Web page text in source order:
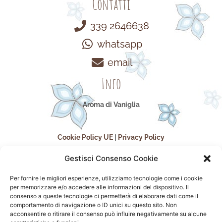
Gestisci Consenso Cookie
Per fornire le migliori esperienze, utilizziamo tecnologie come i cookie
per memorizzare e/o accedere alle informazioni del dispositivo. Il
consenso a queste tecnologie ci permetterà di elaborare dati come il
comportamento di navigazione o ID unici su questo sito. Non
acconsentire o ritirare il consenso può influire negativamente su alcune
Contatti
339 2646638
whatsapp
email
Info
Aroma di Vaniglia
Cookie Policy UE Privacy Policy